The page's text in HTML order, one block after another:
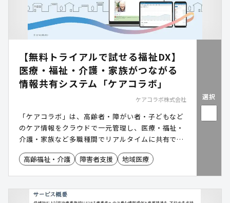
【無料トライアルで試せる福祉DX】
医療・福祉・介護・家族がつながる
情報共有システム「ケアコラボ」
ケアコラボ株式会社
「ケアコラボ」は、高齢者・障がい者・子どもなど
のケア情報をクラウドで一元管理し、医療・福祉・
介護・家族など多職種間でリアルタイムに共有でき
るケア記録システムです。情報連携の強化によっ
て、支援の抜け漏れを防ぎ、地域全体の福祉DXを推
高齢福祉・介護 障害者支援 地域医療
選択